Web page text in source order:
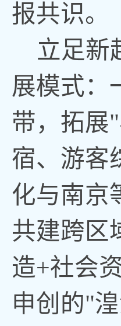
报共识。
立足新
展模式：
带，拓展
宿、游客
化与南京
共建跨区
造+社会
申创的"